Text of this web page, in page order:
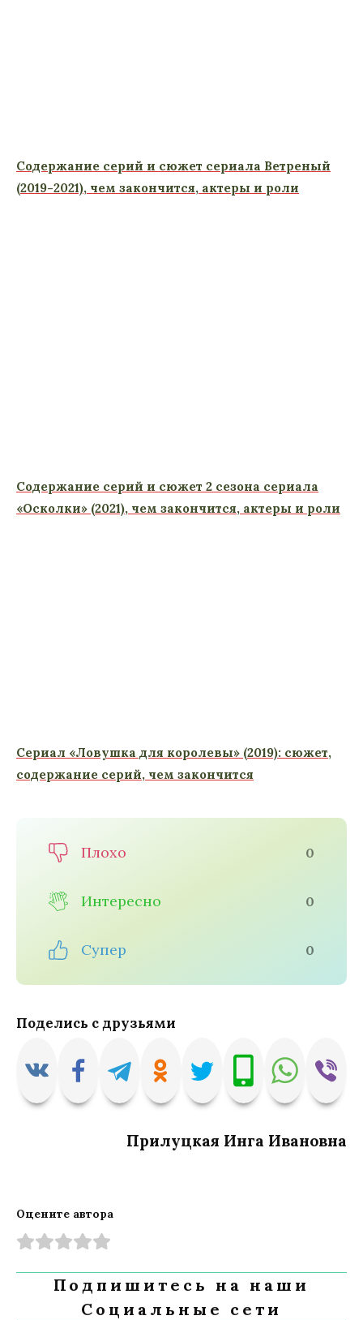
Содержание серий и сюжет сериала Ветреный
(2019-2021), чем закончится, актеры и роли
Содержание серий и сюжет 2 сезона сериала
«Осколки» (2021), чем закончится, актеры и роли
Сериал «Ловушка для королевы» (2019): сюжет,
содержание серий, чем закончится
Плохо 0
Интересно 0
Супер 0
Поделись с друзьями
Прилуцкая Инга Ивановна
Оцените автора
Подпишитесь на наши
Социальные сети